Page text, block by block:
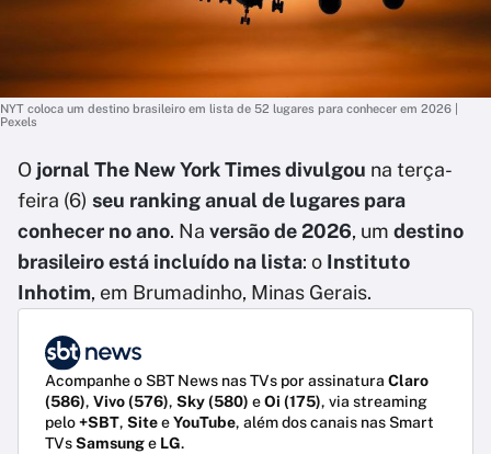
NYT coloca um destino brasileiro em lista de 52 lugares para conhecer em 2026 |
Pexels
O jornal The New York Times divulgou na terça-
feira (6) seu ranking anual de lugares para
conhecer no ano. Na versão de 2026, um destino
brasileiro está incluído na lista: o Instituto
Inhotim, em Brumadinho, Minas Gerais.
Acompanhe o SBT News nas TVs por assinatura Claro
(586), Vivo (576), Sky (580) eOi (175), via streaming
pelo+SBT, SiteeYouTube, além dos canais nas Smart
TVsSamsunge LG.